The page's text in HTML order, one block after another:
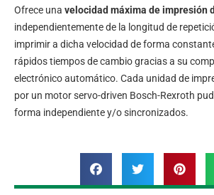
Ofrece una velocidad máxima de impresión
independientemente de la longitud de
imprimir a dicha velocidad de forma
rápidos tiempos de cambio gracias a su
electrónico automático. Cada unidad de
por un motor servo-driven Bosch-Rexroth
forma independiente y/o sincronizados.